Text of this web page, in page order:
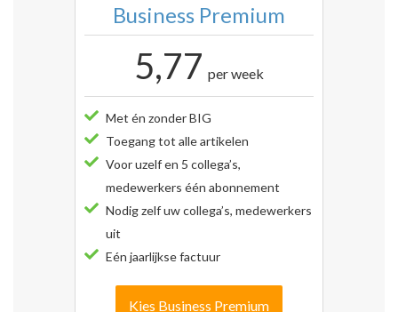
Business Premium
5,77 per week
Met én zonder BIG
Toegang tot alle artikelen
Voor uzelf en 5 collega’s,
medewerkers één abonnement
Nodig zelf uw collega’s, medewerkers
uit
Eén jaarlijkse factuur
Kies Business Premium